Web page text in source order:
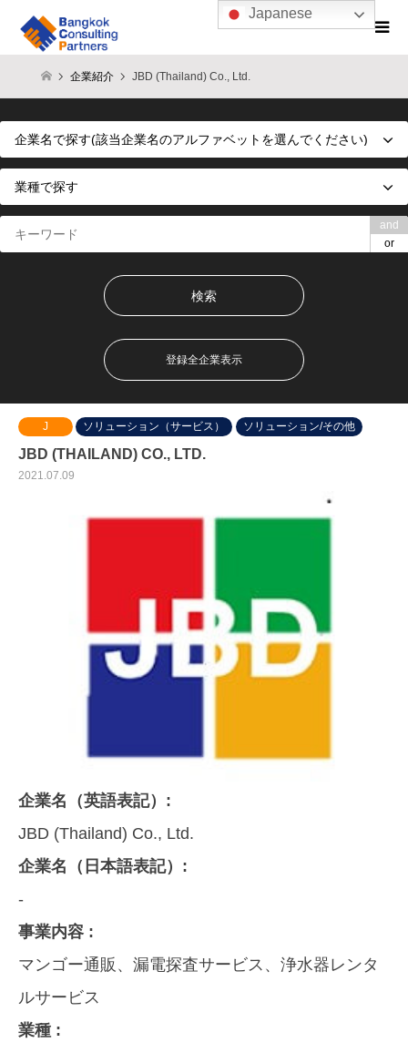
企業紹介 JBD (Thailand) Co., Ltd.
and
or
登録全企業表示
J ソリューション（サービス） ソリューション/その他
JBD (THAILAND) CO., LTD.
2021.07.09
企業名（英語表記）:
JBD (Thailand) Co., Ltd.
企業名（日本語表記）:
-
事業内容 :
マンゴー通販、漏電探査サービス、浄水器レンタ
ルサービス
業種 :
Japanese